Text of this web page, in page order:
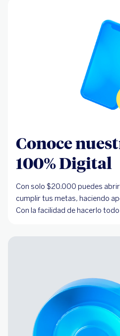
Conoce
100% Digital
Con solo $20.000 puedes
cumplir tus metas, haciendo
Con la facilidad de hacerlo